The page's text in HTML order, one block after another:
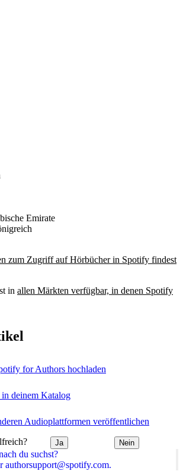
du suchst?
authorsupport@spotify.com.
Emirate
zum Zugriff auf Hörbücher in Spotify findest
in allen Märkten verfügbar, in denen Spotify
for Authors hochladen
deinem Katalog
Audioplattformen veröffentlichen
Ja Nein